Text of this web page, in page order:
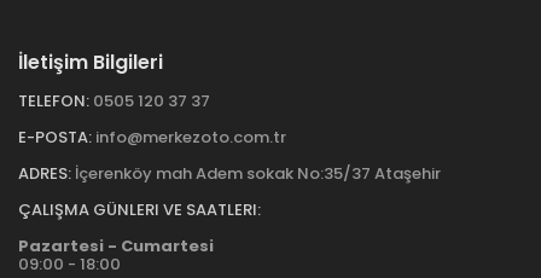
İletişim Bilgileri
TELEFON: 0505 120 37 37
E-POSTA: info@merkezoto.com.tr
ADRES: İçerenköy mah Adem sokak No:35/37 Ataşehir
ÇALIŞMA GÜNLERI VE SAATLERI:
Pazartesi - Cumartesi
09:00 - 18:00